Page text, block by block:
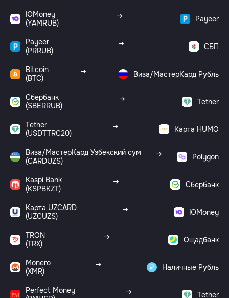
ЮMoney
(YAMRUB)
Payeer
Payeer
(PRRUB)
СБП
Bitcoin
(BTC)
Виза/МастерКард Рубль
Сбербанк
(SBERRUB)
Tether
Tether
(USDTTRC20)
Карта HUMO
Виза/МастерКард Узбекский сум
(CARDUZS)
Polygon
Kaspi Bank
(KSPBKZT)
Сбербанк
Карта UZCARD
(UZCUZS)
ЮMoney
TRON
(TRX)
Ощадбанк
Monero
(XMR)
Наличные Рубль
Perfect Money
Tether